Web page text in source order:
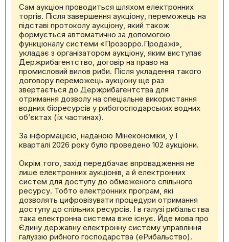
Сам аукціон проводиться шляхом електронних
торгів. Після завершення аукціону, переможець на
підставі протоколу аукціону, який також
формується автоматично за допомогою
функціоналу системи «Прозорро.Продажі»,
укладає з організатором аукціону, яким виступає
Держрибагентство, договір на право на
промисловий вилов риби. Після укладення такого
договору переможець аукціону ще раз
звертається до Держрибагентства для
отримання дозволу на спеціальне використання
водних біоресурсів у рибогосподарських водних
об’єктах (їх частинах).
За інформацією, наданою Мінекономіки, у I
кварталі 2026 року було проведено 102 аукціони.
Окрім того, захід передбачає впровадження не
лише електронних аукціонів, а й електронних
систем для доступу до обмеженого спільного
ресурсу. Тобто електронних програм, які
дозволять цифровізувати процедури отримання
доступу до спільних ресурсів. І в галузі рибальства
така електронна система вже існує. Йде мова про
Єдину державну електронну систему управління
галуззю рибного господарства (еРибальство).